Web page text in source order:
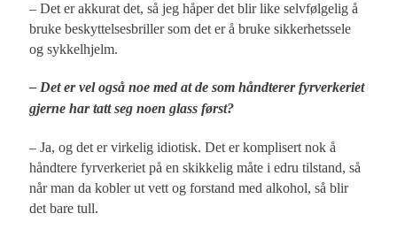
– Det er akkurat det, så jeg håper det blir like selvfølgelig å
bruke beskyttelsesbriller som det er å bruke sikkerhetssele
og sykkelhjelm.
– Det er vel også noe med at de som håndterer fyrverkeriet
gjerne har tatt seg noen glass først?
– Ja, og det er virkelig idiotisk. Det er komplisert nok å
håndtere fyrverkeriet på en skikkelig måte i edru tilstand, så
når man da kobler ut vett og forstand med alkohol, så blir
det bare tull.